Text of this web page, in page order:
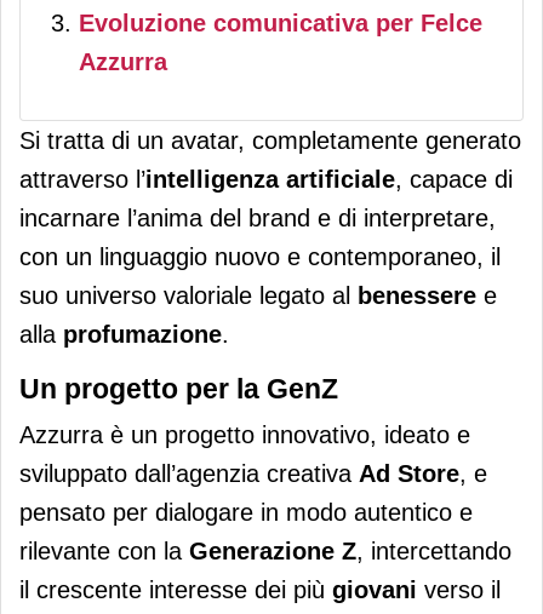
Evoluzione comunicativa per Felce
Azzurra
Si tratta di un avatar, completamente generato
attraverso l’intelligenza artificiale, capace di
incarnare l’anima del brand e di interpretare,
con un linguaggio nuovo e contemporaneo, il
suo universo valoriale legato al
benessere e
alla profumazione.
Un progetto per la GenZ
Azzurra è un progetto innovativo, ideato e
sviluppato dall’agenzia creativa Ad Store, e
pensato per dialogare in modo autentico e
rilevante con la Generazione Z, intercettando
il crescente interesse dei più giovani verso il